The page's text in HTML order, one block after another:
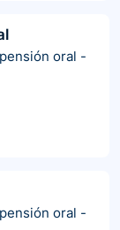
oral -
oral -